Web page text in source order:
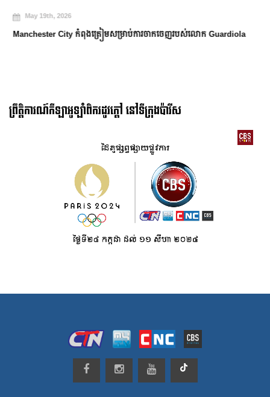
May 19th, 2026
Manchester City កំពុងត្រៀមសម្រាប់ការចាកចេញរបស់លោក Guardiola
ព្រឹត្តិការណ៍កីឡាអូឡាំពិករដូវក្ដៅ នៅទីក្រុងប៉ារីស